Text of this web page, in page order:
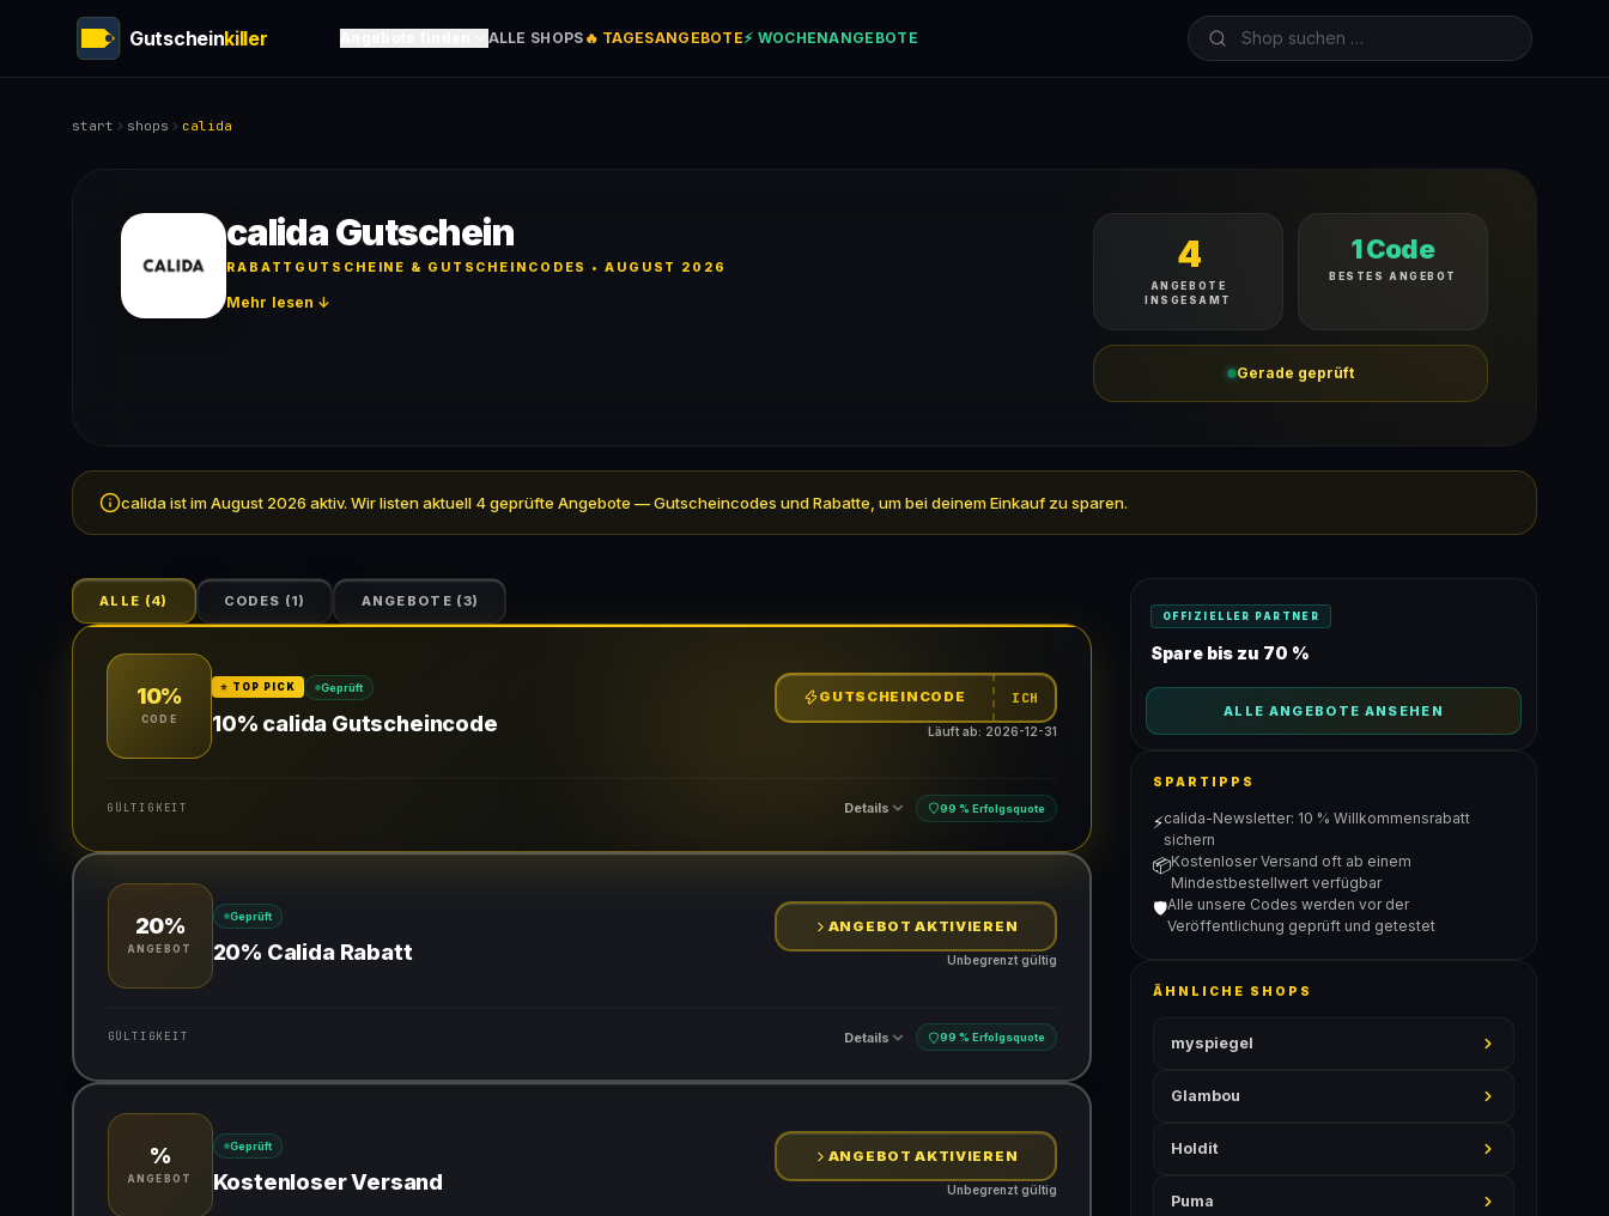
Gutscheinkiller ALLE SHOPS 🔥 TAGESANGEBOTE⚡ WOCHENANGEBOTE
start shops calida
calida Gutschein
RABATTGUTSCHEINE & GUTSCHEINCODES • AUGUST 2026
Mehr lesen ↓
4
ANGEBOTE
INSGESAMT
1 Code
BESTES ANGEBOT
Gerade geprüft
calida ist im August 2026 aktiv. Wir listen aktuell 4 geprüfte Angebote — Gutscheincodes und Rabatte, um bei deinem Einkauf zu sparen.
ALLE (4) CODES (1) ANGEBOTE (3)
10%
CODE
⭐ TOP PICK Geprüft
10% calida Gutscheincode
GUTSCHEINCODE ICH
Läuft ab: 2026-12-31
GÜLTIGKEIT Details 99 % Erfolgsquote
Gültig für teilnehmende Produkte
Gib den Code an der Kasse ein, um den Rabatt zu erhalten
20%
ANGEBOT
Geprüft
20% Calida Rabatt
ANGEBOT AKTIVIEREN
Unbegrenzt gültig
GÜLTIGKEIT Details 99 % Erfolgsquote
Gültig für teilnehmende Produkte
%
ANGEBOT
Geprüft
Kostenloser Versand
ANGEBOT AKTIVIEREN
Unbegrenzt gültig
OFFIZIELLER PARTNER
Spare bis zu 70 %
ALLE ANGEBOTE ANSEHEN
SPARTIPPS
⚡calida-Newsletter: 10 % Willkommensrabatt
sichern
📦Kostenloser Versand oft ab einem
Mindestbestellwert verfügbar
🛡️Alle unsere Codes werden vor der
Veröffentlichung geprüft und getestet
ÄHNLICHE SHOPS
myspiegel
Glambou
Holdit
Puma